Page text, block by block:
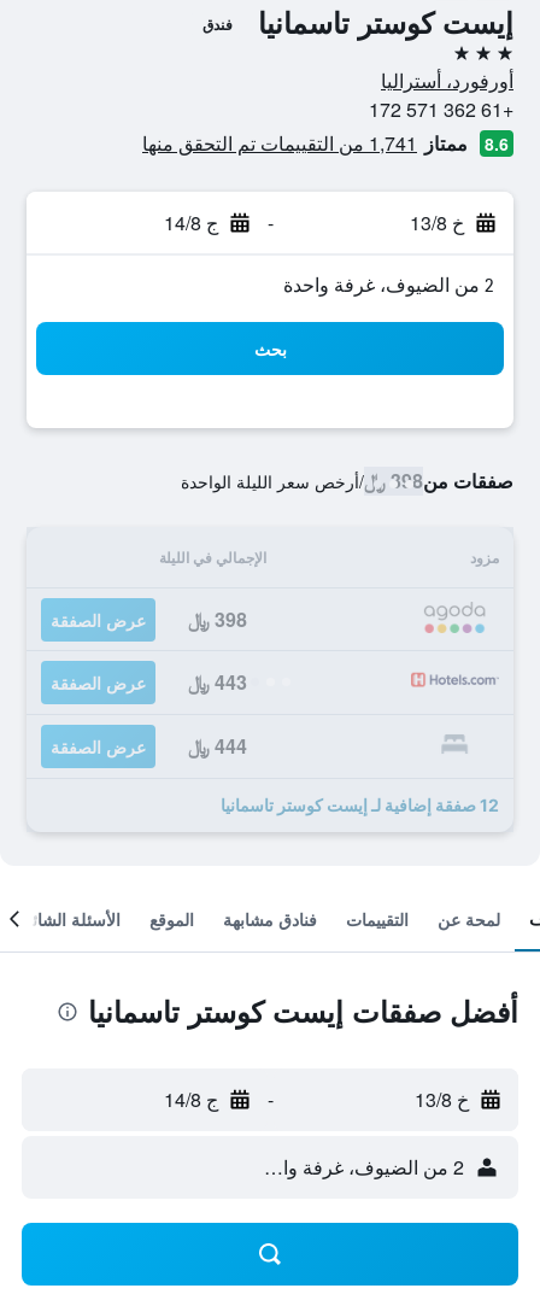
إيست كوستر تاسمانيا فندق
3 نجوم
أورفورد، أستراليا
+61 362 571 172
8.6 ممتاز 1,741 من التقييمات تم التحقق منها
خ 13/8 - ج 14/8
2 من الضيوف، غرفة واحدة
بحث
صفقات من398 ﷼ /أرخص سعر الليلة الواحدة
مزود الإجمالي في الليلة
398 ﷼ عرض الصفقة
443 ﷼ عرض الصفقة
444 ﷼ عرض الصفقة
12 صفقة إضافية لـ إيست كوستر تاسمانيا
لمحة عن التقييمات فنادق مشابهة الموقع الأسئلة الشائعة
أفضل صفقات إيست كوستر تاسمانيا
خ 13/8 - ج 14/8
2 من الضيوف، غرفة واحدة